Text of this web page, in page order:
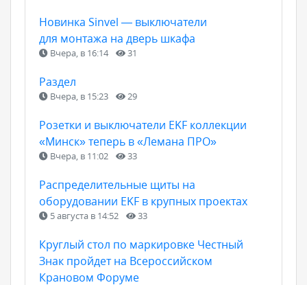
Новинка Sinvel — выключатели
для монтажа на дверь шкафа
Вчера, в 16:14 31
Раздел
Вчера, в 15:23 29
Розетки и выключатели EKF коллекции
«Минск» теперь в «Лемана ПРО»
Вчера, в 11:02 33
Распределительные щиты на
оборудовании EKF в крупных проектах
5 августа в 14:52 33
Круглый стол по маркировке Честный
Знак пройдет на Всероссийском
Крановом Форуме